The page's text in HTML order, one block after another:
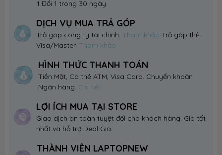
1 Đổi 1 trong 30 ngày
DỊCH VỤ MUA TRẢ GÓP
Trả góp công ty tài chính. Tham khảoTrả góp thẻ
Visa/Master. Tham khảo
HÌNH THỨC THANH TOÁN
Tiền Mặt, Cà thẻ ATM, Visa Card. Chuyển khoản
Ngân hàng. Chi tiết
LỢI ÍCH MUA TẠI STORE
Giao dịch an toàn tuyệt đối cho khách hàng. Giá tốt
nhất và hỗ trợ Deal Giá.
THÀNH VIÊN LAPTOPNEW